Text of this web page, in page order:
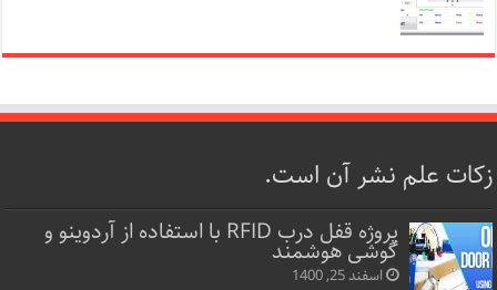
زکات علم نشر آن است.
پروژه قفل‌ درب RFID با استفاده از آردوینو و
گوشی هوشمند
اسفند 25, 1400